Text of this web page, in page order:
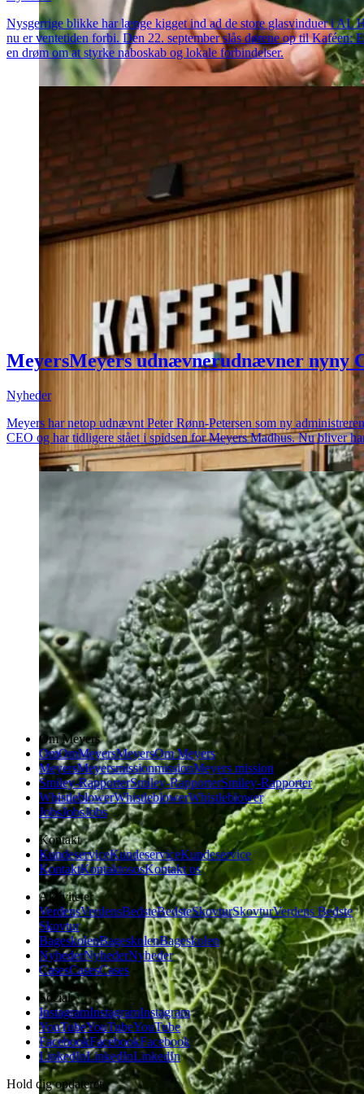
Nysgerrige blikke har længe kigget ind ad de store glasvinduer i AL
nu er ventetiden forbi. Den 22. september slås dørene op til
en drøm om at styrke naboskab og lokale forbindelser.
MeyersMeyers udnævnerudnævner nyny
Nyheder
Meyers har netop udnævnt Peter Rønn-Petersen som ny
CEO og har tidligere stået i spidsen for Meyers Madhus. Nu bliver
Om Meyers
OmOmMeyersMeyersOm Meyers
MeyersMeyersmissionmissionMeyers mission
Smiley-RapporterSmiley-RapporterSmiley-Rapporter
WhistleblowerWhistleblowerWhistleblower
JobsJobsJobs
Kontakt
KundeserviceKundeserviceKundeservice
KontaktKontaktososKontakt os
Aktiviteter
VerdensVerdensBedsteBedsteSkovturSkovturVerdens Bedste
Skovtur
BageskolenBageskolenBageskolen
NyhederNyhederNyheder
CasesCasesCases
Social
InstagramInstagramInstagram
YouTubeYouTubeYouTube
FacebookFacebookFacebook
LinkedInLinkedInLinkedIn
Hold dig opdateret